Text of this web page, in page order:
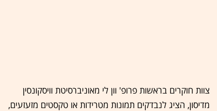
צוות חוקרים בראשות פרופ' וון לי מאוניברסיטת וויסקונסין
מדיסון, הציג לנבדקים תמונות מטרידות או טקסטים מזעזעים,